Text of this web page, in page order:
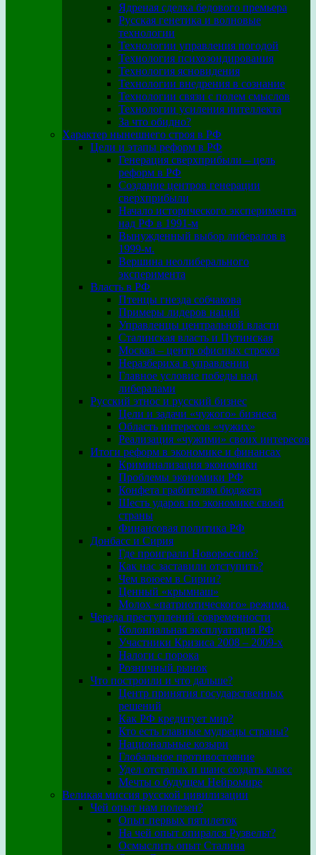
Ядреная сделка бедового премьера
Русская генетика и волновые
технологии
Технологии управления погодой
Технология психозондирования
Технология ясновидения
Технологии внедрения в сознание
Технологии связи с полем смыслов
Технологии усиления интеллекта
За что обидно?
Характер нынешнего строя в РФ
Цели и этапы реформ в РФ
Генерация сверхприбыли – цель
реформ в РФ
Создание центров генерации
сверхприбыли
Начало исторического эксперимента
над РФ в 1991-м
Вынужденный выбор либералов в
1999-м.
Вершина неолиберального
эксперимента
Власть в РФ
Птенцы гнезда собчакова
Примеры лидеров наций
Управленцы центральной власти
Сталинская власть и Путинская
Москва – центр офисных стрекоз
Неразбериха в управлении
Главное условие победы над
либералами
Русский этнос и русский бизнес
Цели и задачи «чужого» бизнеса
Область интересов «чужих»
Реализация «чужими» своих интересов
Итоги реформ в экономике и финансах
Криминализация экономики
Проблемы экономики РФ
Конфета грабителям бюджета
Шесть ударов по экономике своей
страны
Финансовая политика РФ
Донбасс и Сирия
Где проиграли Новороссию?
Как нас заставили отступить?
Чем воюем в Сирии?
Ценный «крымнаш»
Молох «патриотического» режима.
Череда преступлений современности
Колониальная эксплуатация РФ
Участники Кризиса 2008 – 2009-х
Налоги с порока
Розничный рынок
Что построили и что дальше?
Центр принятия государственных
решений
Как РФ кредитует мир?
Кто есть главные мудрецы страны?
Национальные козыри
Глобальное противостояние
Удел отсталых и шанс создать класс
Мечты о будущем Нейромире
Великая миссия русской цивилизации
Чей опыт нам полезен?
Опыт первых пятилеток
На чей опыт опирался Рузвельт?
Осмыслить опыт Сталина